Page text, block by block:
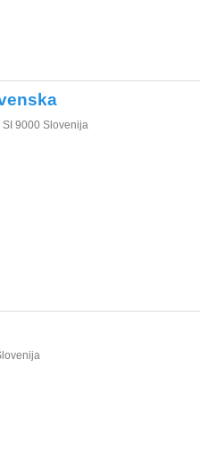
SI 9000 Slovenija